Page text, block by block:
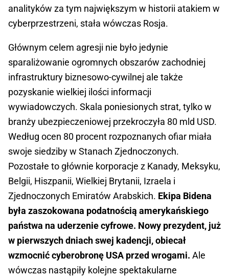
analityków za tym największym w historii atakiem w
cyberprzestrzeni, stała wówczas Rosja.
Głównym celem agresji nie było jedynie
sparaliżowanie ogromnych obszarów zachodniej
infrastruktury biznesowo-cywilnej ale także
pozyskanie wielkiej ilości informacji
wywiadowczych. Skala poniesionych strat, tylko w
branży ubezpieczeniowej przekroczyła 80 mld USD.
Według ocen 80 procent rozpoznanych ofiar miała
swoje siedziby w Stanach Zjednoczonych.
Pozostałe to głównie korporacje z Kanady, Meksyku,
Belgii, Hiszpanii, Wielkiej Brytanii, Izraela i
Zjednoczonych Emiratów Arabskich. Ekipa Bidena
była zaszokowana podatnością amerykańskiego
państwa na uderzenie cyfrowe. Nowy prezydent, już
w pierwszych dniach swej kadencji, obiecał
wzmocnić cyberobronę USA przed wrogami. Ale
wówczas nastąpiły kolejne spektakularne